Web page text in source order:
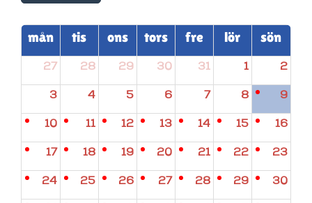
mån tis ons tors fre lör sön
27 28 29 30 31 1 2
3 4 5 6 7 8 9
10 11 12 13 14 15 16
17 18 19 20 21 22 23
24 25 26 27 28 29 30